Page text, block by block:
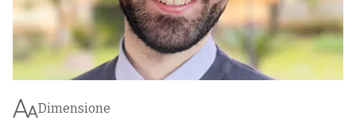
Dimensione